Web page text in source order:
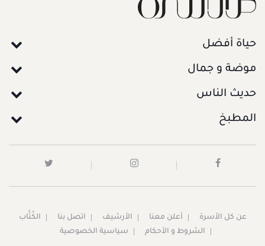
حياة أفضل
موضة و جمال
حديث الناس
المطبخ
عن كل الأسرة أعلن معنا الأرشيف اتصل بنا
الكُتَّاب
الشروط و الأحكام
سياسية الخصوصية